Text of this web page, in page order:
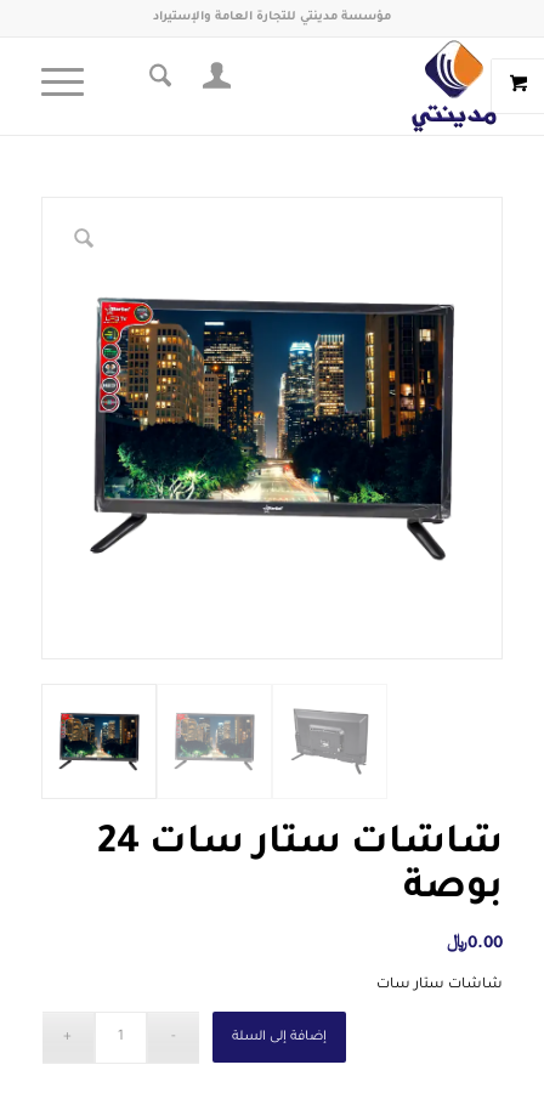
مؤسسة مدينتي للتجارة العامة والإستيراد
شاشات ستار سات 24
بوصة
0.00﷼
شاشات ستار سات
إضافة إلى السلة